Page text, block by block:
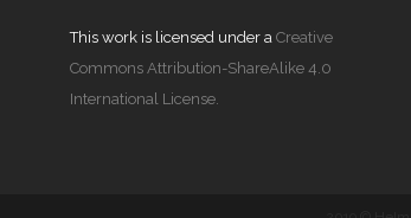
This work is licensed under a Creative
Commons Attribution-ShareAlike 4.0
International License.